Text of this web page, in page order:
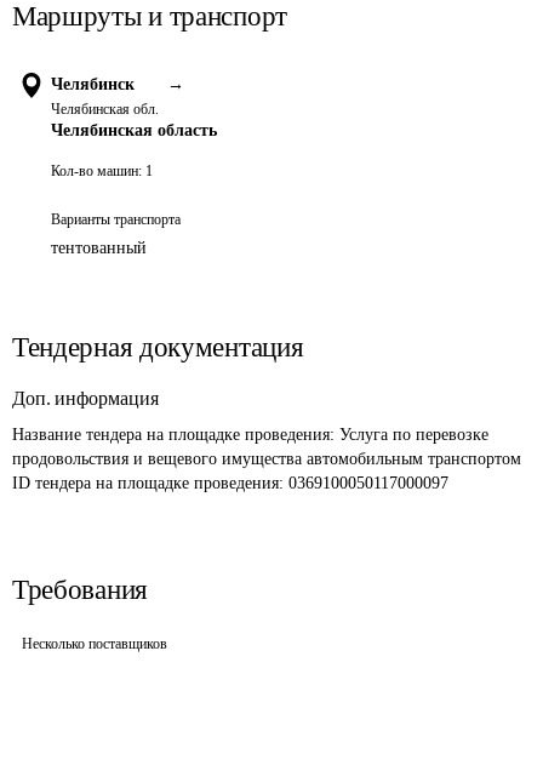
Маршруты и транспорт
Челябинск →
Челябинская обл.
Челябинская область
Кол-во машин: 1
Варианты транспорта
тентованный
Тендерная документация
Доп. информация
Название тендера на площадке проведения: Услуга по перевозке
продовольствия и вещевого имущества автомобильным транспортом
ID тендера на площадке проведения: 0369100050117000097
Требования
Несколько поставщиков